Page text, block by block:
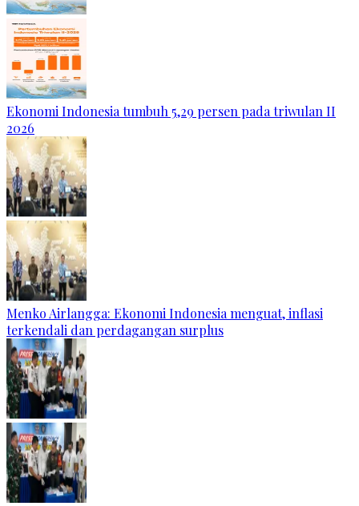
Ekonomi Indonesia tumbuh 5,29 persen pada triwulan II
2026
Menko Airlangga: Ekonomi Indonesia menguat, inflasi
terkendali dan perdagangan surplus